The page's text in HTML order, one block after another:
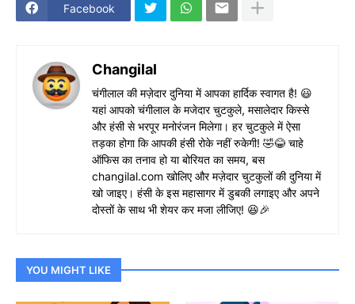
Facebook
Changilal
चंगीलाल की मज़ेदार दुनिया में आपका हार्दिक स्वागत है! 😃
यहां आपको चंगीलाल के मजेदार चुटकुले, मसालेदार किस्से
और हंसी से भरपूर मनोरंजन मिलेगा। हर चुटकुले में ऐसा
तड़का होगा कि आपकी हंसी रोके नहीं रुकेगी! 🤣😂 चाहे
ऑफिस का तनाव हो या बोरियत का समय, बस
changilal.com खोलिए और मज़ेदार चुटकुलों की दुनिया में
खो जाइए। हंसी के इस महासागर में डुबकी लगाइए और अपने
दोस्तों के साथ भी शेयर कर मजा लीजिए! 😆🎉
YOU MIGHT LIKE